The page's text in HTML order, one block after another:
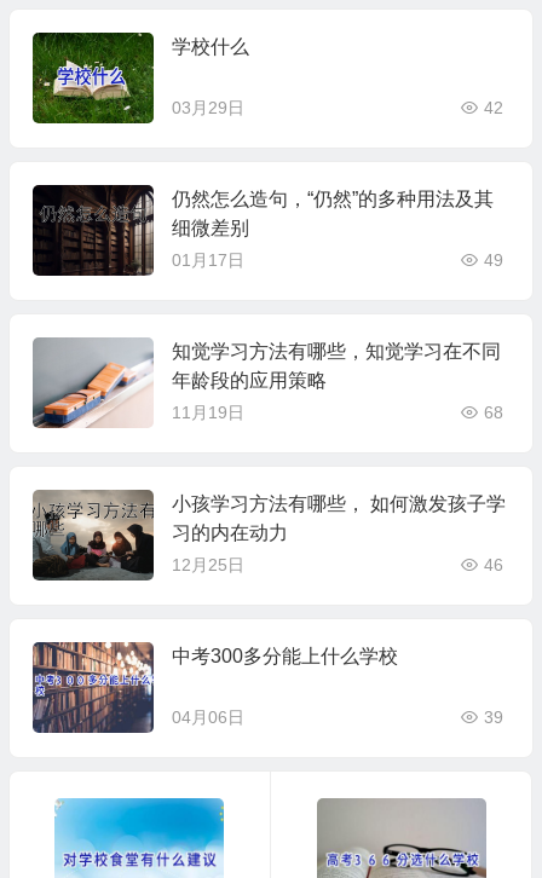
学校什么
03月29日 42
仍然怎么造句，“仍然”的多种用法及其
细微差别
01月17日 49
知觉学习方法有哪些，知觉学习在不同
年龄段的应用策略
11月19日 68
小孩学习方法有哪些， 如何激发孩子学
习的内在动力
12月25日 46
中考300多分能上什么学校
04月06日 39